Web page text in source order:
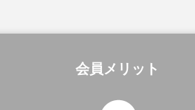
会員メリット